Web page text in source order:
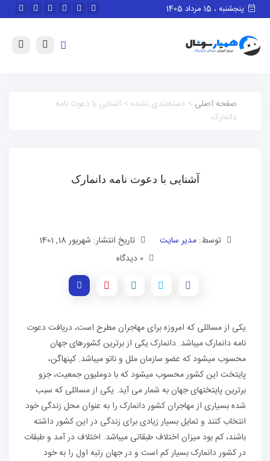
پنجشنبه ، 15 مرداد 1405
صفحه اصلی > دسته‌بندی نشده > آشنایی با دعوت نامه
دانمارک
آشنایی با دعوت نامه دانمارک
توسط:مدیر سایت
تاریخ انتشار: شهریور 18, 1401
یکی از مسائلی که امروزه برای مهاجران مطرح است، دریافت دعوت
نامه دانمارک می‏باشد. دانمارک یکی از برترین کشورهای جهان
محسوب می‏شود که عضو سازمان ملل و ناتو می‏باشد. کپنهاگن،
پایتخت این کشور محسوب می‏شود که با دوملیون جمعیت، جزو
برترین پایتخت‏های جهان به شمار می آید. یکی از مسائلی که سبب
شده بسیاری از مهاجران کشور دانمارک را به عنوان محل زندگی خود
انتخاب کنند و تمایل بسیار زیادی برای زندگی در این کشور داشته
باشند، کم بود میزان اختلاف طبقاتی می‏باشد. اختلاف در آمد و طبقات
در کشور دانمارک بسیار کم است و در جهان رتبه اول را به خود